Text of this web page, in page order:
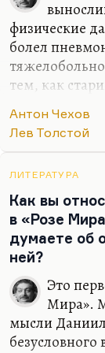
физические
болел
тем, как
болел в
что у Чехова
был к этому
вообще
него все
Антон Чехов
Лев Толстой
ЛИТЕРАТУРА
Как вы
в «Розе
думаете об
ней?
Это
Мира».
мысли